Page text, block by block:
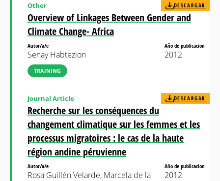
Overview of Linkages Between Gender and
Climate Change- Africa
Other DESCARGAR
Autor/a/e
Senay Habtezion
Año de publicacion
2012
TRAINING
Recherche sur les conséquences du
changement climatique sur les femmes et les
processus migratoires : le cas de la haute
région andine péruvienne
Journal Article DESCARGAR
Autor/a/e
Rosa Guillén Velarde, Marcela de la
Año de publicacion
2012